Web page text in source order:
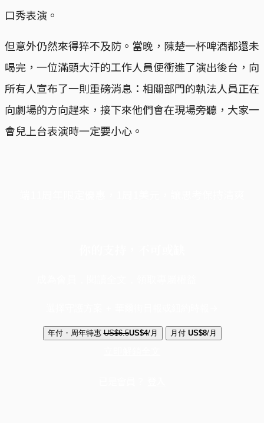
口秀表演。
但意外仍然來得猝不及防。當晚，陳楚一杯啤酒都還未
喝完，一位滿頭大汗的工作人員便衝進了演出後台，向
所有人宣布了一則重磅消息：相關部門的執法人員正在
向劇場的方向趕來，接下來他們會在現場旁聽，大家一
會兒上台表演時一定要小心。
年付・周年特惠 US$6.5US$4/月 月付 US$8/月